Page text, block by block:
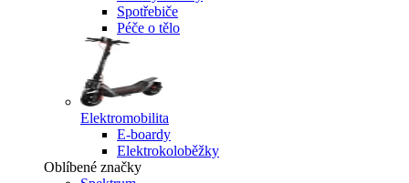
Spotřebiče
Péče o tělo
Elektromobilita
E-boardy
Elektrokoloběžky
Oblíbené značky